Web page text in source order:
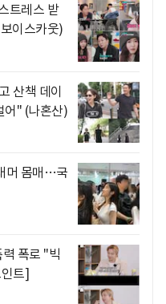
트레스 받
이스카웃)
산책 데이
어" (나혼산)
머 몸매…국
폭로 "빅
트]